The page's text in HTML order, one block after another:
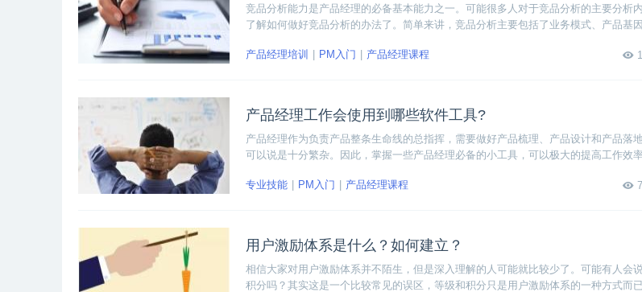
竞品分析能力是产品经理的必备基本能力之一。可能很多人对于竞品分析的主要分析
了解如何做好竞品分析的办法了。简单来讲，竞品分析主要包括了业务模式、产品基
和思考路线。
产品经理培训 PM入门 产品经理课程
产品经理工作会使用到哪些软件工具?
产品经理作为负责产品整条生命线的总指挥，需要做好产品梳理、产品设计和产品落
可以说是十分繁杂。因此，掌握一些产品经理必备的小工具，可以极大的提高工作效
e doc Excel和墨刀。
专业技能 PM入门 产品经理课程
用户激励体系是什么？如何建立？
相信大家对用户激励体系并不陌生，但是深入理解的人可能就比较少了。可能有人会
积分吗？其实这是一个比较常见的误区，等级和积分只是用户激励体系的一种方式而